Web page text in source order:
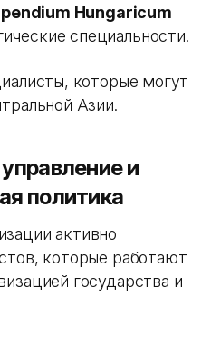
Hungaricum
специальности.
которые могут
Азии.
и
политика
активно
которые работают
государства и